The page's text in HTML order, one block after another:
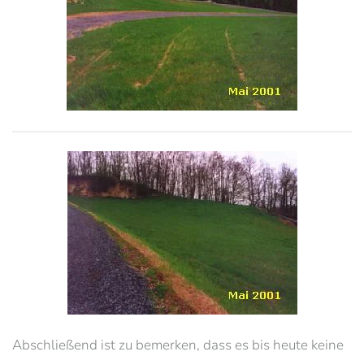
Abschließend ist zu bemerken, dass es bis heute keine